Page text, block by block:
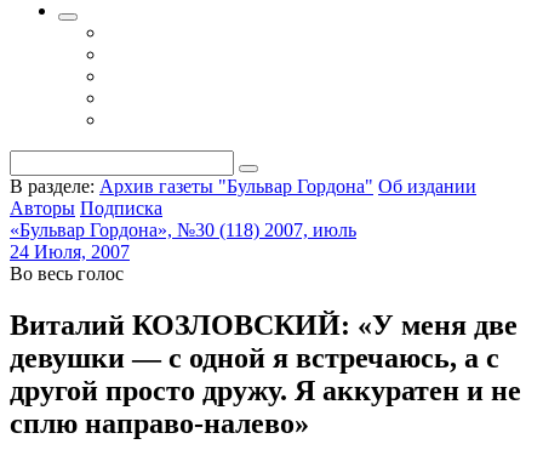
В разделе: Архив газеты "Бульвар Гордона" Об издании
Авторы Подписка
«Бульвар Гордона», №30 (118) 2007, июль
24 Июля, 2007
Во весь голос
Виталий КОЗЛОВСКИЙ: «У меня две
девушки — с одной я встречаюсь, а с
другой просто дружу. Я аккуратен и не
сплю направо-налево»